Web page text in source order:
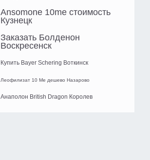
Ansomone 10me стоимость
Кузнецк
Заказать Болденон
Воскресенск
Купить Bayer Schering Воткинск
Леофилизат 10 Me дешево Назарово
Анаполон British Dragon Королев